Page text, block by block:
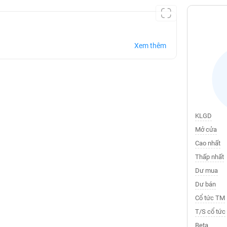
Xem thêm
KLGD
Mở cửa
Cao nhất
Thấp nhất
Dư mua
Dư bán
Cổ tức TM
T/S cổ tức
Beta